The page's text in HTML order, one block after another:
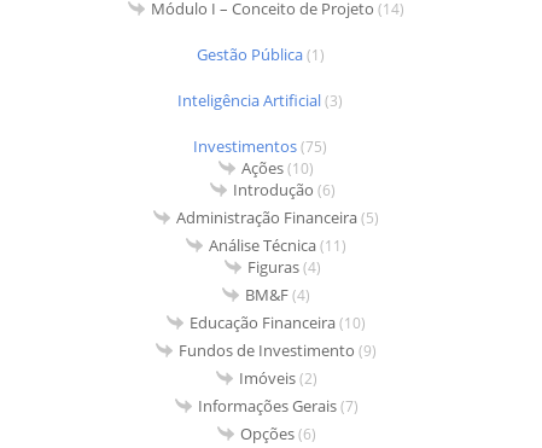
Módulo I – Conceito de Projeto (14)
Gestão Pública(1)
Inteligência Artificial(3)
Investimentos(75)
Ações(10)
Introdução (6)
Administração Financeira(5)
Análise Técnica(11)
Figuras(4)
BM&F(4)
Educação Financeira(10)
Fundos de Investimento (9)
Imóveis(2)
Informações Gerais(7)
Opções(6)